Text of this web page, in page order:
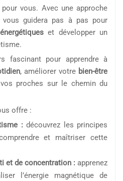
vous. Avec une approche
guidera pas à pas pour
et développer un
fascinant pour apprendre à
, améliorer votre bien-être
proches sur le chemin du
offre :
:découvrez les principes
et maîtriser cette
et de concentration : apprenez
l’énergie magnétique de